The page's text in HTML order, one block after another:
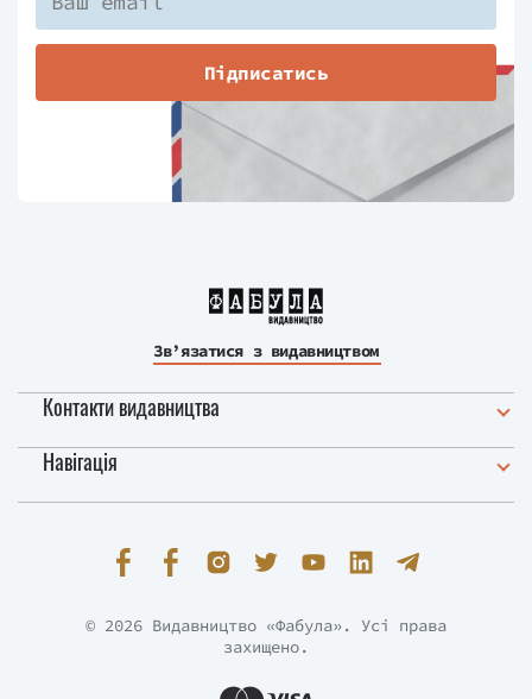
Підписатись
Зв’язатися з видавництвом
Контакти видавництва
Навігація
© 2026 Видавництво «Фабула». Усі права
захищено.